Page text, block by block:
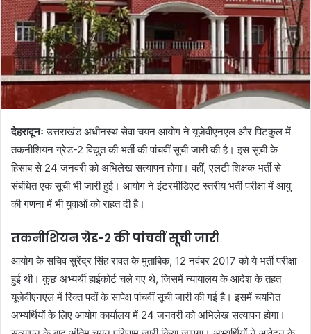
a
i
l
देहरादूनः उत्तराखंड अधीनस्थ सेवा चयन आयोग ने यूजेवीएनएल और पिटकुल में
तकनीशियन ग्रेड-2 विद्युत की भर्ती की पांचवीं सूची जारी की है। इस सूची के
हिसाब से 24 जनवरी को अभिलेख सत्यापन होगा। वहीं, एलटी शिक्षक भर्ती से
संबंधित एक सूची भी जारी हुई। आयोग ने इंटरमीडिएट स्तरीय भर्ती परीक्षा में आयु
की गणना में भी युवाओं को राहत दी है।
तकनीशियन ग्रेड-2 की पांचवीं सूची जारी
आयोग के सचिव सुरेंद्र सिंह रावत के मुताबिक, 12 नवंबर 2017 को ये भर्ती परीक्षा
हुई थी। कुछ अभ्यर्थी हाईकोर्ट चले गए थे, जिसमें न्यायालय के आदेश के तहत
यूजेवीएनएल में रिक्त पदों के सापेक्ष पांचवीं सूची जारी की गई है। इसमें चयनित
अभ्यर्थियों के लिए आयोग कार्यालय में 24 जनवरी को अभिलेख सत्यापन होगा।